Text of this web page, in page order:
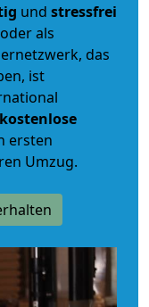
und stressfrei
oder als
das
ist
ersten
Umzug.